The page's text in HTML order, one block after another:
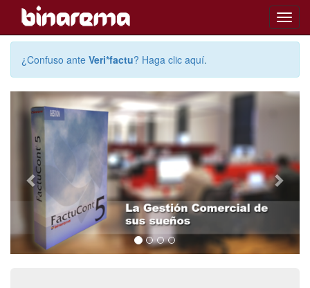
¿Confuso ante Veri*factu? Haga clic aquí.
Previous Next